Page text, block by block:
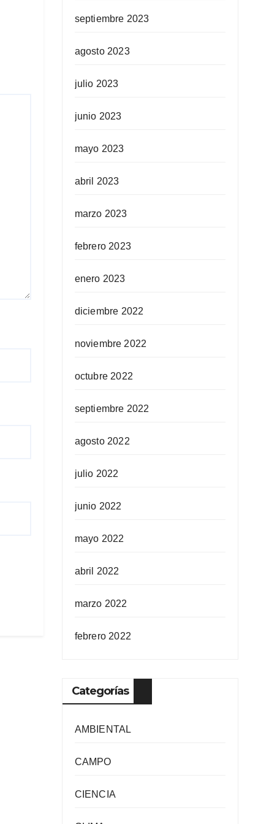
septiembre 2023
agosto 2023
julio 2023
junio 2023
mayo 2023
abril 2023
marzo 2023
febrero 2023
enero 2023
diciembre 2022
noviembre 2022
octubre 2022
septiembre 2022
agosto 2022
julio 2022
junio 2022
mayo 2022
abril 2022
marzo 2022
febrero 2022
Categorías
AMBIENTAL
CAMPO
CIENCIA